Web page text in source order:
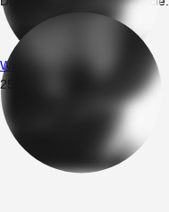
Wrednotta
25.12.2022